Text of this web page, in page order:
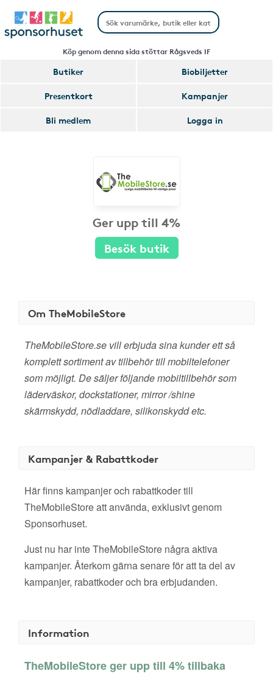
Köp genom denna sida stöttar Rågsveds IF
Butiker
Biobiljetter
Presentkort
Kampanjer
Bli medlem
Logga in
Ger upp till 4%
Besök butik
Om TheMobileStore
TheMobileStore.se vill erbjuda sina kunder ett så
komplett sortiment av tillbehör till mobiltelefoner
som möjligt. De säljer följande mobiltillbehör som
läderväskor, dockstationer, mirror /shine
skärmskydd, nödladdare, silikonskydd etc.
Kampanjer & Rabattkoder
Här finns kampanjer och rabattkoder till
TheMobileStore att använda, exklusivt genom
Sponsorhuset.
Just nu har inte TheMobileStore några aktiva
kampanjer. Återkom gärna senare för att ta del av
kampanjer, rabattkoder och bra erbjudanden.
Information
TheMobileStore ger upp till 4% tillbaka